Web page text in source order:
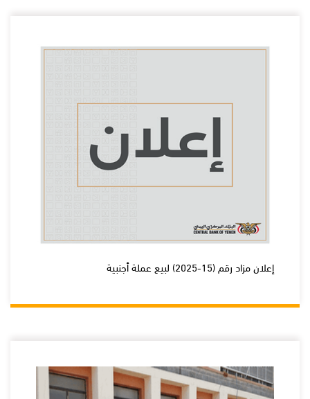
إعلان مزاد رقم (15-2025) لبيع عملة أجنبية